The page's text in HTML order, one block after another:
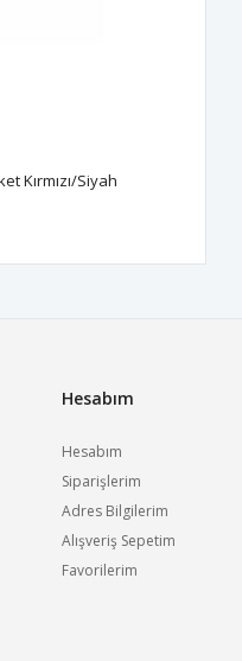
Kırmızı/Siyah
Hesabım
Hesabım
Siparişlerim
Adres Bilgilerim
Alışveriş Sepetim
Favorilerim